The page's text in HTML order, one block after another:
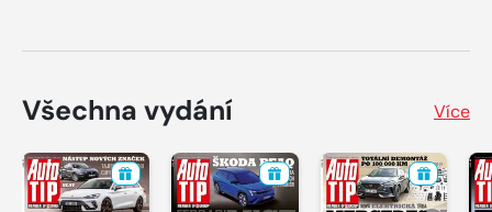
Všechna vydání Více